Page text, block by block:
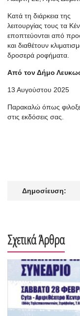
Κατά τη διάρκεια της
λειτουργίας τους τα
εποπτεύονται από
και διαθέτουν
δροσερά ροφήματα.
Από τον Δήμο
13 Αυγούστου 2025
Παρακαλώ όπως
στις εκδόσεις σας.
Δημοσίευση:
Σχετικά Άρθρα